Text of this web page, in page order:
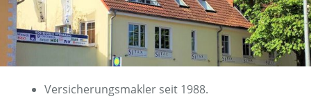
Versicherungsmakler seit 1988.